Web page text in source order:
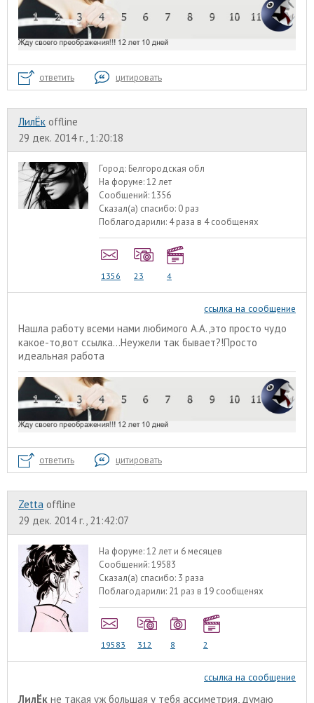
ответить цитировать
ЛилЁк offline
29 дек. 2014 г., 1:20:18
Город: Белгородская обл
На форуме:12 лет
Сообщений:1356
Сказал(а) спасибо: 0 раз
Поблагодарили: 4 раза в 4 сообщенях
1356 23 4
ссылка на сообщение
Нашла работу всеми нами любимого А.А.,это просто чудо
какое-то,вот ссылка...Неужели так бывает?!Просто
идеальная работа
ответить цитировать
Zetta offline
29 дек. 2014 г., 21:42:07
На форуме:12 лет и 6 месяцев
Сообщений:19583
Сказал(а) спасибо: 3 раза
Поблагодарили: 21 раз в 19 сообщенях
19583 312 8 2
ссылка на сообщение
ЛилЁк не такая уж большая у тебя ассиметрия, думаю